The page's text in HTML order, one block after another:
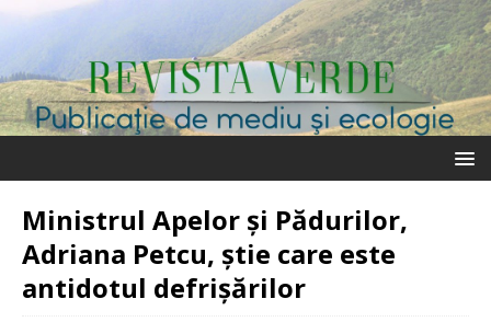
Ministrul Apelor și Pădurilor,
Adriana Petcu, știe care este
antidotul defrișărilor